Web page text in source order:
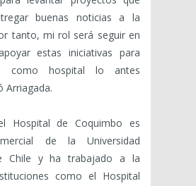
buenas noticias a la
tanto, mi rol será seguir en
estas iniciativas para
como hospital lo antes
Arriagada.
Hospital de Coquimbo es
de la Universidad
Chile y ha trabajado a la
como el Hospital